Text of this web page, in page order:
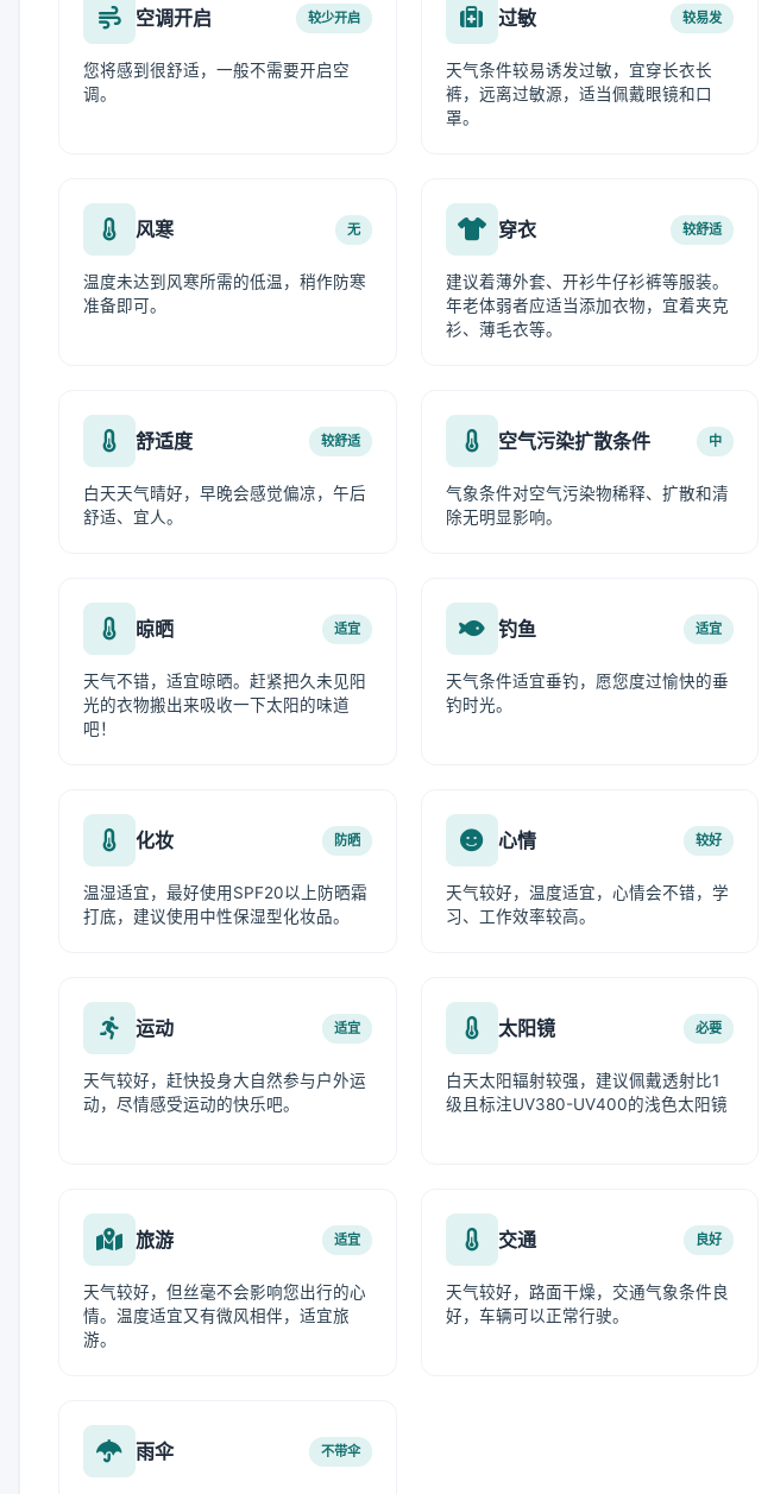
空调开启 较少开启
您将感到很舒适，一般不需要开启空
调。
过敏 较易发
天气条件较易诱发过敏，宜穿长衣长
裤，远离过敏源，适当佩戴眼镜和口
罩。
风寒 无
温度未达到风寒所需的低温，稍作防寒
准备即可。
穿衣 较舒适
建议着薄外套、开衫牛仔衫裤等服装。
年老体弱者应适当添加衣物，宜着夹克
衫、薄毛衣等。
舒适度 较舒适
白天天气晴好，早晚会感觉偏凉，午后
舒适、宜人。
空气污染扩散条件 中
气象条件对空气污染物稀释、扩散和清
除无明显影响。
晾晒 适宜
天气不错，适宜晾晒。赶紧把久未见阳
光的衣物搬出来吸收一下太阳的味道
吧！
钓鱼 适宜
天气条件适宜垂钓，愿您度过愉快的垂
钓时光。
化妆 防晒
温湿适宜，最好使用SPF20以上防晒霜
打底，建议使用中性保湿型化妆品。
心情 较好
天气较好，温度适宜，心情会不错，学
习、工作效率较高。
运动 适宜
天气较好，赶快投身大自然参与户外运
动，尽情感受运动的快乐吧。
太阳镜 必要
白天太阳辐射较强，建议佩戴透射比1
级且标注UV380-UV400的浅色太阳镜
旅游 适宜
天气较好，但丝毫不会影响您出行的心
情。温度适宜又有微风相伴，适宜旅
游。
交通 良好
天气较好，路面干燥，交通气象条件良
好，车辆可以正常行驶。
雨伞 不带伞